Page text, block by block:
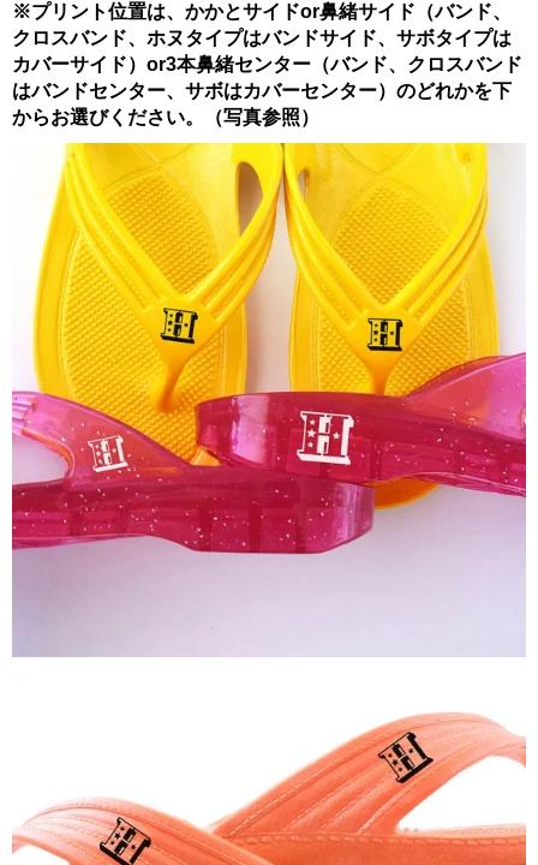
※プリント位置は、かかとサイドor鼻緒サイド（バンド、
クロスバンド、ホヌタイプはバンドサイド、サボタイプは
カバーサイド）or3本鼻緒センター（バンド、クロスバンド
はバンドセンター、サボはカバーセンター）のどれかを下
からお選びください。（写真参照）